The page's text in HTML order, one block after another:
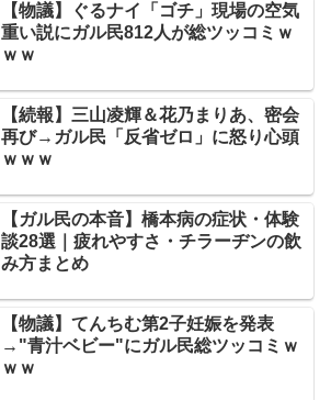
【物議】ぐるナイ「ゴチ」現場の空気
重い説にガル民812人が総ツッコミｗ
ｗｗ
【続報】三山凌輝＆花乃まりあ、密会
再び→ガル民「反省ゼロ」に怒り心頭
ｗｗｗ
【ガル民の本音】橋本病の症状・体験
談28選｜疲れやすさ・チラーヂンの飲
み方まとめ
【物議】てんちむ第2子妊娠を発表
→"青汁ベビー"にガル民総ツッコミｗ
ｗｗ